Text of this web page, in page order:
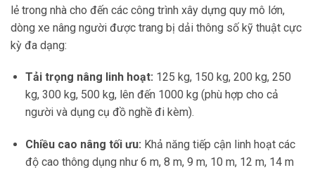
lẻ trong nhà cho đến các công trình xây dựng quy mô lớn,
dòng xe nâng người được trang bị dải thông số kỹ thuật cực
kỳ đa dạng:
Tải trọng nâng linh hoạt: 125 kg, 150 kg, 200 kg, 250
kg, 300 kg, 500 kg, lên đến 1000 kg (phù hợp cho cả
người và dụng cụ đồ nghề đi kèm).
Chiều cao nâng tối ưu: Khả năng tiếp cận linh hoạt các
độ cao thông dụng như 6 m, 8 m, 9 m, 10 m, 12 m, 14 m